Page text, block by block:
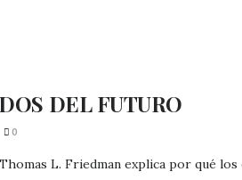
DEL FUTURO
0
L. Friedman explica por qué los